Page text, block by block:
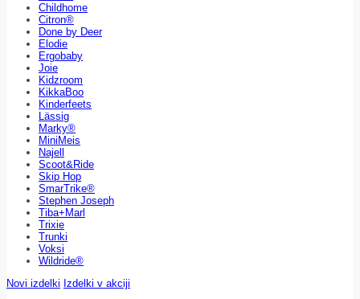
Childhome
Citron®
Done by Deer
Elodie
Ergobaby
Joie
Kidzroom
KikkaBoo
Kinderfeets
Lässig
Marky®
MiniMeis
Najell
Scoot&Ride
Skip Hop
SmarTrike®
Stephen Joseph
Tiba+Marl
Trixie
Trunki
Voksi
Wildride®
Novi izdelki Izdelki v akciji